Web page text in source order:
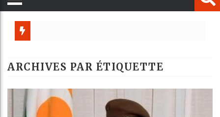
Guinée :
ARCHIVES PAR ÉTIQUETTE